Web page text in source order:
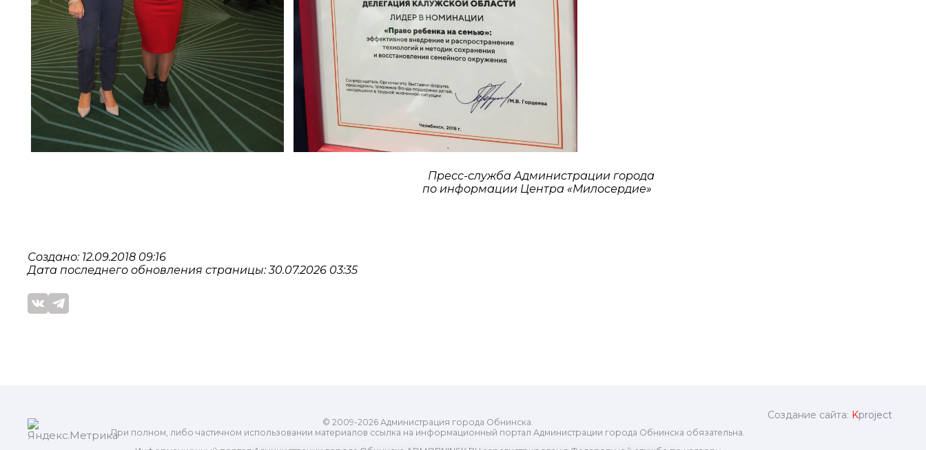
Пресс-служба Администрации города
по информации Центра «Милосердие»
Создано: 12.09.2018 09:16
Дата последнего обновления страницы: 30.07.2026 03:35
© 2009-2026 Администрация города Обнинска.
При полном, либо частичном использовании материалов ссылка на информационный портал Администрации города Обнинска обязательна.
Создание сайта: Kproject